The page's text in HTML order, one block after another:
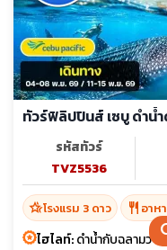
ทัวร์ฟิลิปปินส์ เซบู ดำน้
รหัสทัวร์
TVZ5536
hotel_classโรงแรม 3 ดาว restaurant อาห
ไฮไลท์:ดำน้ำกับฉลามวา